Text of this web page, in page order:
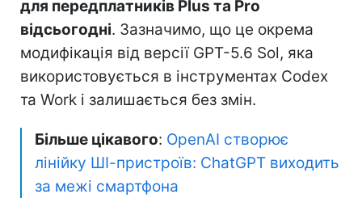
для передплатників Plus та Pro
відсьогодні. Зазначимо, що це окрема
модифікація від версії GPT-5.6 Sol, яка
використовується в інструментах Codex
та Work і залишається без змін.
Більше цікавого: OpenAI створює
лінійку ШІ-пристроїв: ChatGPT виходить
за межі смартфона